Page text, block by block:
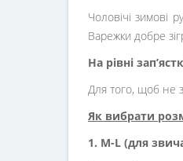
Чоловічі зимові
Варежки добре
На рівні
Для того, щоб не
Як вибрати
1. M-L (для